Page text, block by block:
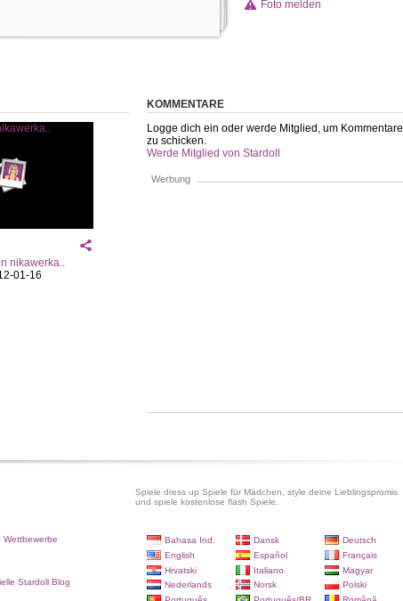
Foto melden
nikawerka..
01-16
KOMMENTARE
Logge dich ein oder werde Mitglied, um Kommentare
zu schicken.
Werde Mitglied von Stardoll
Werbung
Spiele dress up Spiele für Mädchen, style deine Lieblingspromis
und spiele kostenlose flash Spiele.
Wettbewerbe
Stardoll Blog
Bahasa Ind. Dansk
Deutsch
English
Español
Français
Hrvatski
Italiano
Magyar
Nederlands
Norsk
Polski